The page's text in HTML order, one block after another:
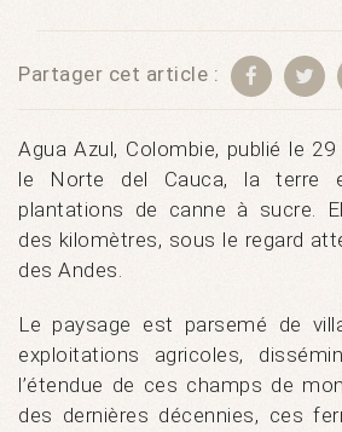
Partager cet article :
Agua Azul, Colombie, publié le
le Norte del Cauca, la terre
plantations de canne à sucre.
des kilomètres, sous le regard
des Andes.
Le paysage est parsemé de
exploitations agricoles,
l’étendue de ces champs de
des dernières décennies, ces